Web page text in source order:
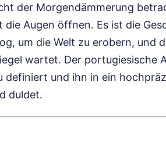
der Morgendämmerung
Augen öffnen. Es ist die
um die Welt zu erobern, und
wartet. Der portugiesische
definiert und ihn in ein
duldet.